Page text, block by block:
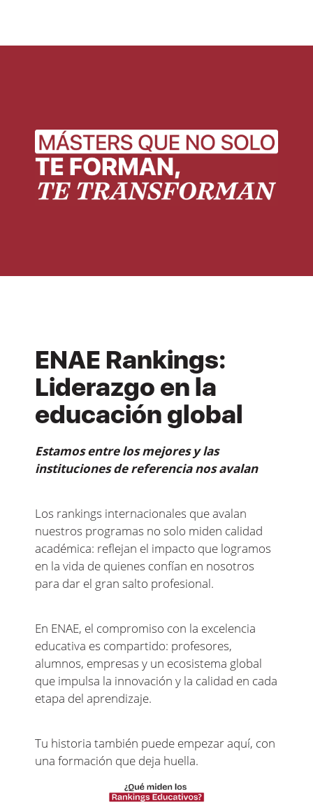
ENAE Rankings:
Liderazgo en la
educación global
Estamos entre los mejores y las
instituciones de referencia nos avalan
Los rankings internacionales que avalan
nuestros programas no solo miden calidad
académica: reflejan el impacto que logramos
en la vida de quienes confían en nosotros
para dar el gran salto profesional.
En ENAE, el compromiso con la excelencia
educativa es compartido: profesores,
alumnos, empresas y un ecosistema global
que impulsa la innovación y la calidad en cada
etapa del aprendizaje.
Tu historia también puede empezar aquí, con
una formación que deja huella.